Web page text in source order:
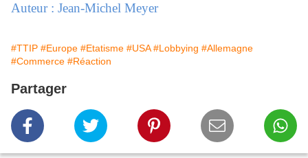
Auteur : Jean-Michel Meyer
#TTIP #Europe #Etatisme #USA #Lobbying #Allemagne
#Commerce #Réaction
Partager